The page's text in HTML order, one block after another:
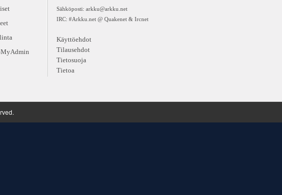
Sähköposti: arkku@arkku.net
IRC: #Arkku.net @ Quakenet & Ircnet
Käyttöehdot
Tilausehdot
Tietosuoja
Tietoa